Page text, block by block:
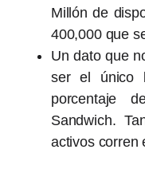
Millón de
400,000 que
Un dato que
ser el único
porcentaje
Sandwich.
activos corren